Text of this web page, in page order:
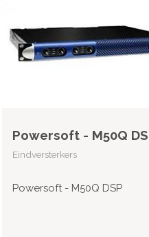
Powersoft - M50Q
Eindversterkers
Powersoft - M50Q DSP